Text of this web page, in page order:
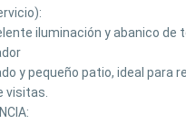
iluminación y abanico de
y pequeño patio, ideal para
visitas.